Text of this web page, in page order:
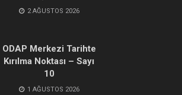
2 AĞUSTOS 2026
ODAP Merkezi Tarihte
Kırılma Noktası – Sayı
10
1 AĞUSTOS 2026